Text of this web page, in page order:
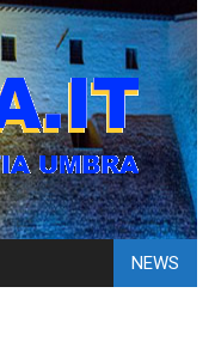
NEWS